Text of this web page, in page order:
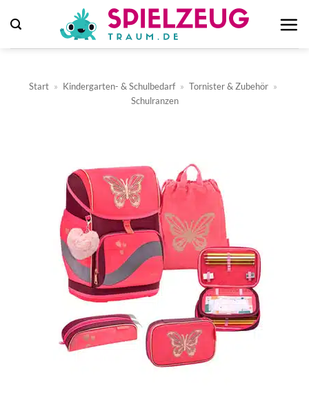
Inhalt
springen
Start » Kindergarten- & Schulbedarf » Tornister & Zubehör »
Schulranzen